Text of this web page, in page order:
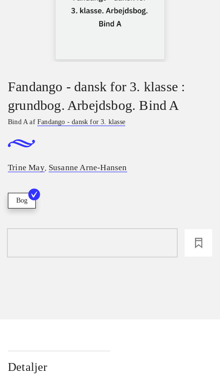
Fandango - dansk for 3. klasse :
grundbog. Arbejdsbog. Bind A
Bind A afFandango - dansk for 3. klasse
Trine May, Susanne Arne-Hansen
Bog
Detaljer